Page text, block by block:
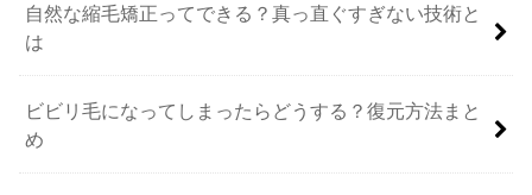
自然な縮毛矯正ってできる？真っ直ぐすぎない技術と
は
ビビリ毛になってしまったらどうする？復元方法まと
め